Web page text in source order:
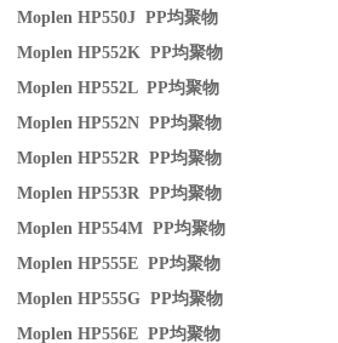
Moplen HP550J PP均聚物
Moplen HP552K PP均聚物
Moplen HP552L PP均聚物
Moplen HP552N PP均聚物
Moplen HP552R PP均聚物
Moplen HP553R PP均聚物
Moplen HP554M PP均聚物
Moplen HP555E PP均聚物
Moplen HP555G PP均聚物
Moplen HP556E PP均聚物